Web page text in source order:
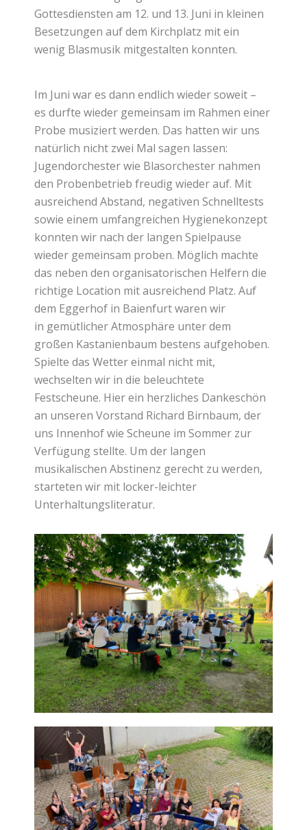
Gottesdiensten am 12. und 13. Juni in kleinen
Besetzungen auf dem Kirchplatz mit ein
wenig Blasmusik mitgestalten konnten.
Im Juni war es dann endlich wieder soweit –
es durfte wieder gemeinsam im Rahmen einer
Probe musiziert werden. Das hatten wir uns
natürlich nicht zwei Mal sagen lassen:
Jugendorchester wie Blasorchester nahmen
den Probenbetrieb freudig wieder auf. Mit
ausreichend Abstand, negativen Schnelltests
sowie einem umfangreichen Hygienekonzept
konnten wir nach der langen Spielpause
wieder gemeinsam proben. Möglich machte
das neben den organisatorischen Helfern die
richtige Location mit ausreichend Platz. Auf
dem Eggerhof in Baienfurt waren wir
in gemütlicher Atmosphäre unter dem
großen Kastanienbaum bestens aufgehoben.
Spielte das Wetter einmal nicht mit,
wechselten wir in die beleuchtete
Festscheune. Hier ein herzliches Dankeschön
an unseren Vorstand Richard Birnbaum, der
uns Innenhof wie Scheune im Sommer zur
Verfügung stellte. Um der langen
musikalischen Abstinenz gerecht zu werden,
starteten wir mit locker-leichter
Unterhaltungsliteratur.